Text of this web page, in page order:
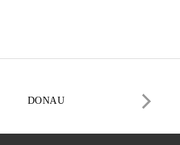
DONAU